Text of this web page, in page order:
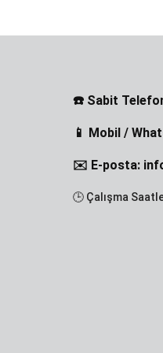
☎️ Sabit
📱 Mobil /
✉️ E-posta:
🕒 Çalışma